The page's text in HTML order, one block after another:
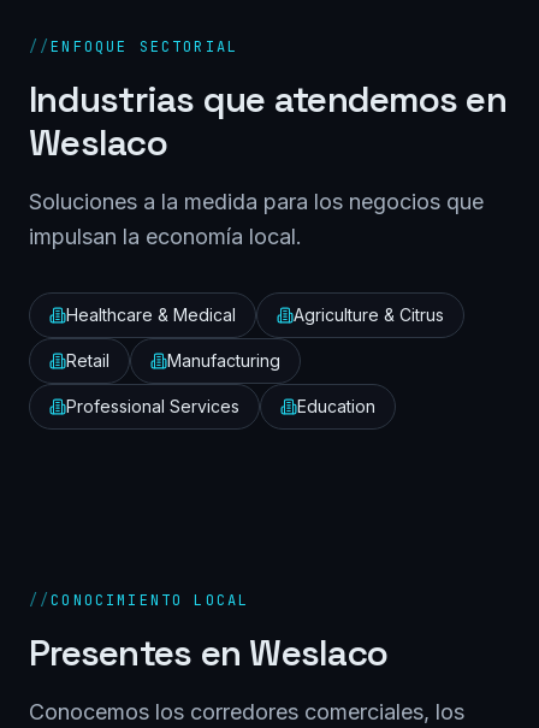
//ENFOQUE SECTORIAL
Industrias que atendemos en
Weslaco
Soluciones a la medida para los negocios que
impulsan la economía local.
Healthcare & Medical Agriculture & Citrus
Retail Manufacturing
Professional Services Education
//CONOCIMIENTO LOCAL
Presentes en Weslaco
Conocemos los corredores comerciales, los